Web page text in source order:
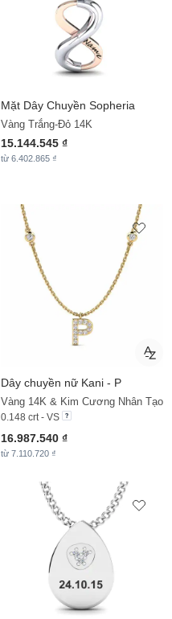
Mặt Dây Chuyền Sopheria
Vàng Trắng-Đỏ 14K
15.144.545 ₫
từ 6.402.865 ₫
Dây chuyền nữ Kani - P
Vàng 14K & Kim Cương Nhân Tạo
0.148 crt - VS
16.987.540 ₫
từ 7.110.720 ₫